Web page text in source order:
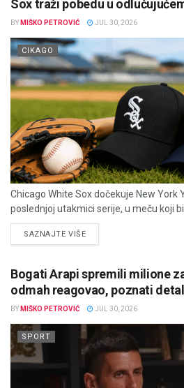
Sox traži pobedu u
BY MIŠKO PETROVIĆ JUL 30, 2026
CIKAGO
Chicago White Sox dočekuje New York
poslednjoj utakmici serije, u meču koji bi
SAZNAJTE VIŠEDETAILS
Bogati Arapi spremili milione
odmah reagovao, poznati
BY MIŠKO PETROVIĆ JUL 30, 2026
SPORT